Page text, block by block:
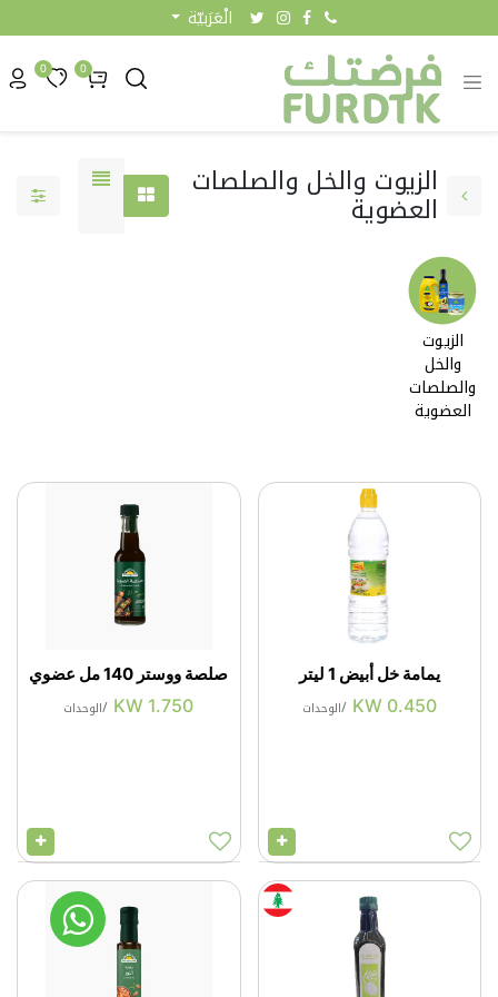
الْعَرَبيّة
0
0
الزيوت والخل والصلصات
العضوية
الزيوت
والخل
والصلصات
العضوية
يمامة خل أبيض 1 ليتر
0.450
/الوحدات
صلصة ووستر 140 مل عضوي
1.750
/الوحدات